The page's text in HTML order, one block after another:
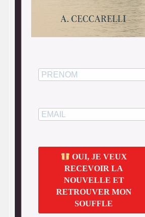
OUI, JE VEUX
RECEVOIR LA
NOUVELLE ET
RETROUVER MON
SOUFFLE